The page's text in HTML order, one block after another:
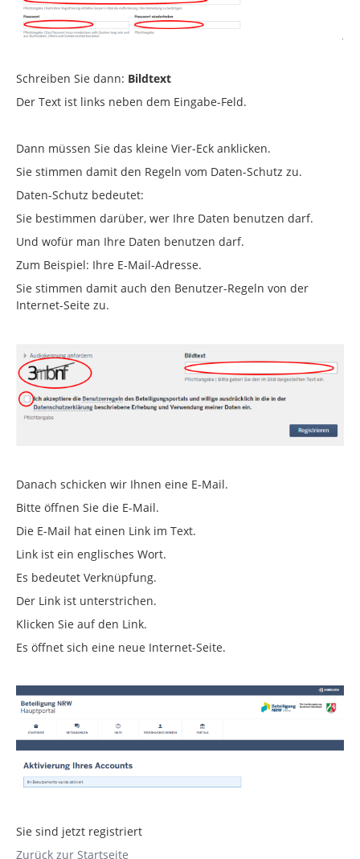
Schreiben Sie dann: Bildtext
Der Text ist links neben dem Eingabe-Feld.
Dann müssen Sie das kleine Vier-Eck anklicken.
Sie stimmen damit den Regeln vom Daten-Schutz zu.
Daten-Schutz bedeutet:
Sie bestimmen darüber, wer Ihre Daten benutzen darf.
Und wofür man Ihre Daten benutzen darf.
Zum Beispiel: Ihre E-Mail-Adresse.
Sie stimmen damit auch den Benutzer-Regeln von der
Internet-Seite zu.
Danach schicken wir Ihnen eine E-Mail.
Bitte öffnen Sie die E-Mail.
Die E-Mail hat einen Link im Text.
Link ist ein englisches Wort.
Es bedeutet Verknüpfung.
Der Link ist unterstrichen.
Klicken Sie auf den Link.
Es öffnet sich eine neue Internet-Seite.
Sie sind jetzt registriert
Zurück zur Startseite